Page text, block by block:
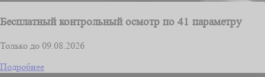
Бесплатный контрольный осмотр по 41 параметру
Только до 09.08.2026
Подробнее